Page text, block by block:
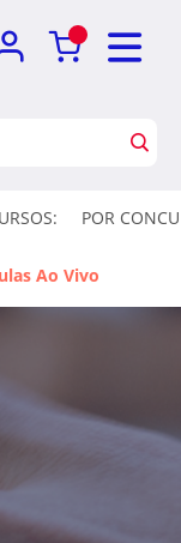
POR
Ao Vivo